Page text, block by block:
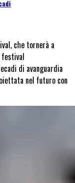
che tornerà a
festival
di avanguardia
nel futuro con